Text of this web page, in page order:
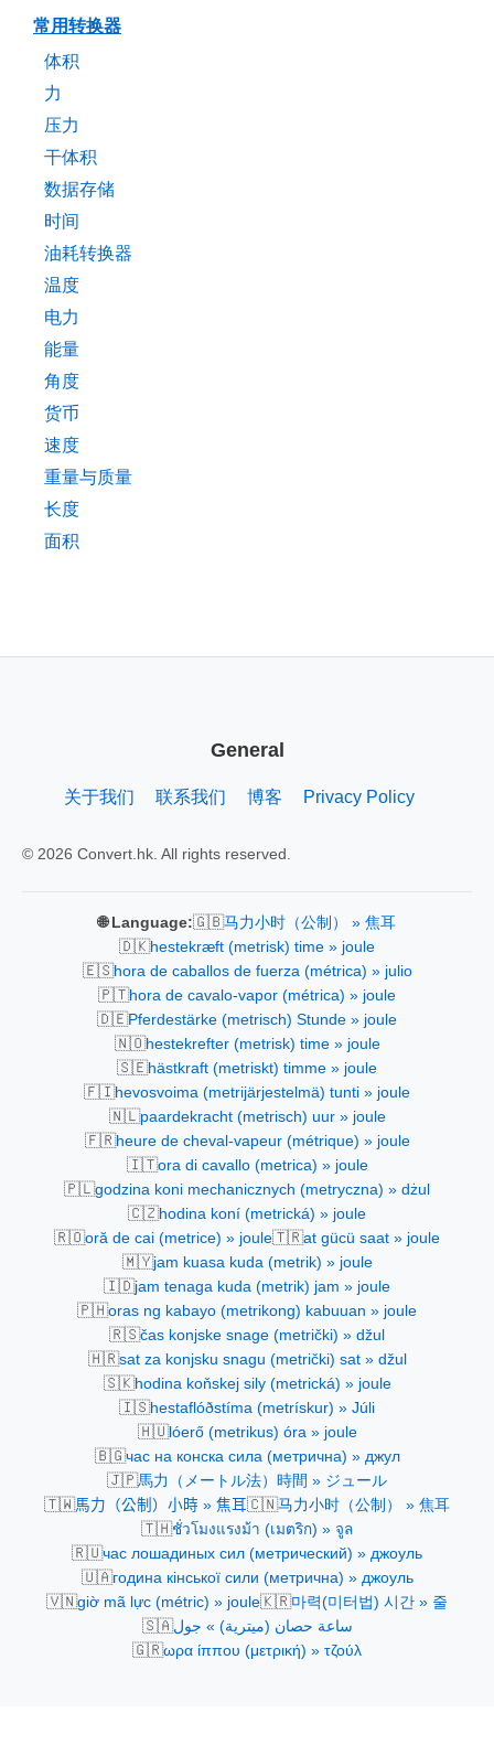
常用转换器
体积
力
压力
干体积
数据存储
时间
油耗转换器
温度
电力
能量
角度
货币
速度
重量与质量
长度
面积
General
关于我们 联系我们 博客 Privacy Policy
© 2026 Convert.hk. All rights reserved.
🌐 Language:🇬🇧马力小时（公制） » 焦耳
🇩🇰hestekræft (metrisk) time » joule
🇪🇸hora de caballos de fuerza (métrica) » julio
🇵🇹hora de cavalo-vapor (métrica) » joule
🇩🇪Pferdestärke (metrisch) Stunde » joule
🇳🇴hestekrefter (metrisk) time » joule
🇸🇪hästkraft (metriskt) timme » joule
🇫🇮hevosvoima (metrijärjestelmä) tunti » joule
🇳🇱paardekracht (metrisch) uur » joule
🇫🇷heure de cheval-vapeur (métrique) » joule
🇮🇹ora di cavallo (metrica) » joule
🇵🇱godzina koni mechanicznych (metryczna) » dżul
🇨🇿hodina koní (metrická) » joule
🇷🇴oră de cai (metrice) » joule🇹🇷at gücü saat » joule
🇲🇾jam kuasa kuda (metrik) » joule
🇮🇩jam tenaga kuda (metrik) jam » joule
🇵🇭oras ng kabayo (metrikong) kabuuan » joule
🇷🇸čas konjske snage (metrički) » džul
🇭🇷sat za konjsku snagu (metrički) sat » džul
🇸🇰hodina koňskej sily (metrická) » joule
🇮🇸hestaflóðstíma (metrískur) » Júli
🇭🇺lóerő (metrikus) óra » joule
🇧🇬час на конска сила (метрична) » джул
🇯🇵馬力（メートル法）時間 » ジュール
🇹🇼馬力（公制）小時 » 焦耳 🇨🇳马力小时（公制） » 焦耳
🇹🇭ชั่วโมงแรงม้า (เมตริก) » จูล
🇷🇺час лошадиных сил (метрический) » джоуль
🇺🇦година кінської сили (метрична) » джоуль
🇻🇳giờ mã lực (métric) » joule🇰🇷마력(미터법) 시간 » 줄
🇸🇦ساعة حصان (ميترية) » جول
🇬🇷ωρα ίππου (μετρική) » τζούλ